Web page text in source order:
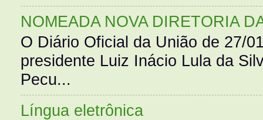
NOMEADA NOVA DIRETORIA
O Diário Oficial da União de 27/
presidente Luiz Inácio Lula da
Pecu...
Língua eletrônica